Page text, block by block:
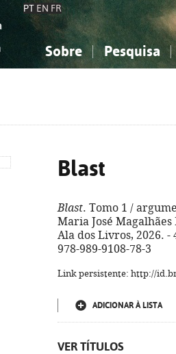
PT EN FR
Sobre Pesquisa
Blast
Blast. Tomo 1 /
Maria José
Ala dos Livros, 2026. -
978-989-9108-78-3
Link persistente: http://
ADICIONAR À LISTA
VER TÍTULOS